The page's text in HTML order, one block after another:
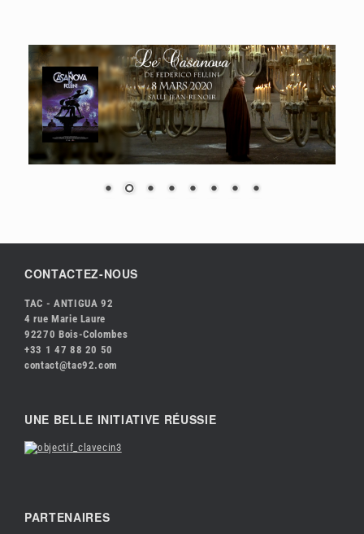
CONTACTEZ-NOUS
TAC - ANTIGUA 92
4 rue Marie Laure
92270 Bois-Colombes
+33 1 47 88 20 50
contact@tac92.com
UNE BELLE INITIATIVE RÉUSSIE
PARTENAIRES